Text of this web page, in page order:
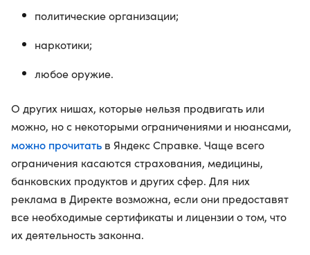
политические организации;
наркотики;
любое оружие.
О других нишах, которые нельзя продвигать или
можно, но с некоторыми ограничениями и нюансами,
можно прочитать в Яндекс Справке. Чаще всего
ограничения касаются страхования, медицины,
банковских продуктов и других сфер. Для них
реклама в Директе возможна, если они предоставят
все необходимые сертификаты и лицензии о том, что
их деятельность законна.